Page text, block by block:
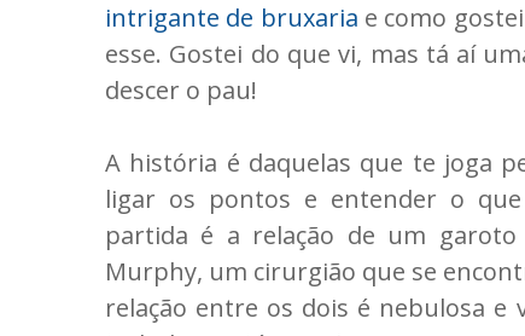
intrigante de bruxaria e como
esse. Gostei do que vi, mas tá aí
descer o pau!
A história é daquelas que te joga
ligar os pontos e entender o
partida é a relação de um garoto
Murphy, um cirurgião que se
relação entre os dois é nebulosa e